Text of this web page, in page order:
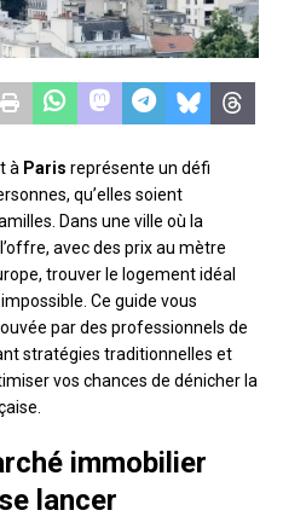
à Paris représente un défi
qu’elles soient
Dans une ville où la
avec des prix au mètre
trouver le logement idéal
Ce guide vous
par des professionnels de
stratégies traditionnelles et
vos chances de dénicher la
immobilier
lancer